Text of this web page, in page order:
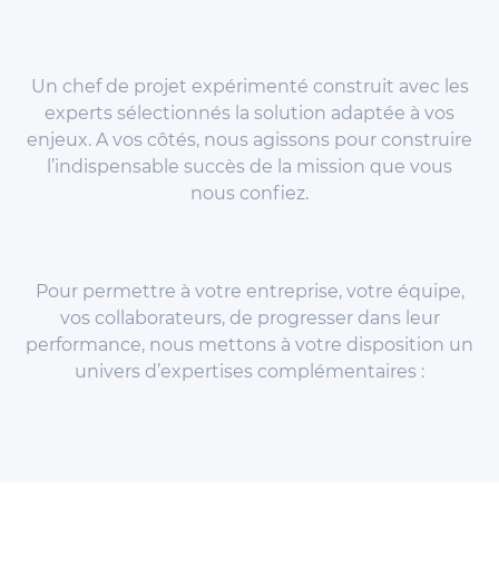
Un chef de projet expérimenté construit avec les
experts sélectionnés la solution adaptée à vos
enjeux. A vos côtés, nous agissons pour construire
l’indispensable succès de la mission que vous
nous confiez.
Pour permettre à votre entreprise, votre équipe,
vos collaborateurs, de progresser dans leur
performance, nous mettons à votre disposition un
univers d’expertises complémentaires :